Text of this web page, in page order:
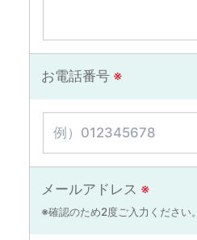
お電話番号 ※
メールアドレス ※
※確認のため2度ご入力ください。